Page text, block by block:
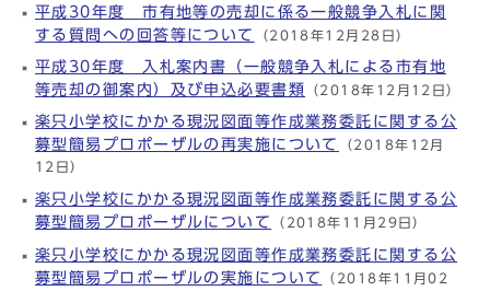
平成30年度 市有地等の売却に係る一般競争入札に関
する質問への回答等について
（2018年12月28日）
平成30年度 入札案内書（一般競争入札による市有地
等売却の御案内）及び申込必要書類 （2018年12月12日）
楽只小学校にかかる現況図面等作成業務委託に関する公
募型簡易プロポーザルの再実施について
（2018年12月
12日）
楽只小学校にかかる現況図面等作成業務委託に関する公
募型簡易プロポーザルについて
（2018年11月29日）
楽只小学校にかかる現況図面等作成業務委託に関する公
募型簡易プロポーザルの実施について
（2018年11月02